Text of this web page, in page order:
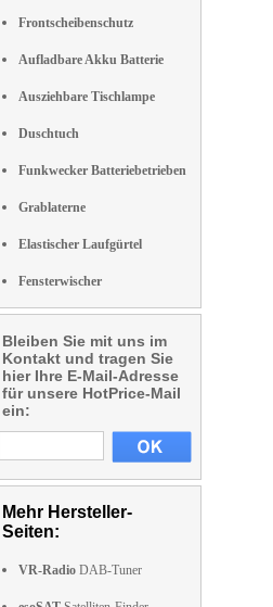
Frontscheibenschutz
Aufladbare Akku Batterie
Ausziehbare Tischlampe
Duschtuch
Funkwecker Batteriebetrieben
Grablaterne
Elastischer Laufgürtel
Fensterwischer
Bleiben Sie mit uns im
Kontakt und tragen Sie
hier Ihre E-Mail-Adresse
für unsere HotPrice-Mail
ein:
Mehr Hersteller-
Seiten:
VR-Radio DAB-Tuner